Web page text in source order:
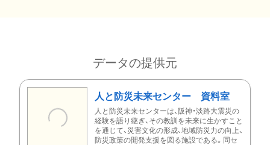
データの提供元
人と防災未来センター 資料室
人と防災未来センターは、阪神・淡路大震災の
経験を語り継ぎ、その教訓を未来に生かすこと
を通じて、災害文化の形成、地域防災力の向上、
防災政策の開発支援を図る施設である。同セ